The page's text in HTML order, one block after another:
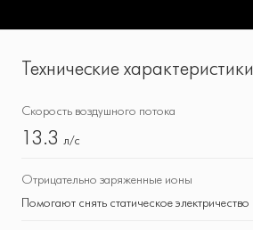
Технические характеристики
Скорость воздушного потока
13.3 л/с
Отрицательно заряженные ионы
Помогают снять статическое электричество